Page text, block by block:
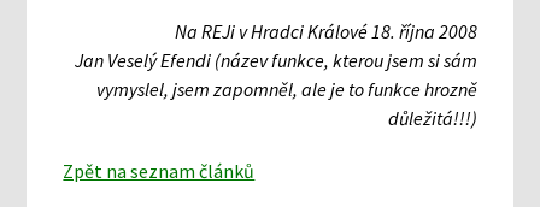
Na REJi v Hradci Králové 18. října 2008
Jan Veselý Efendi (název funkce, kterou jsem si sám
vymyslel, jsem zapomněl, ale je to funkce hrozně
důležitá!!!)
Zpět na seznam článků